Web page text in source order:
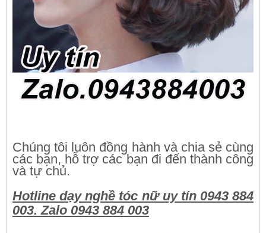
Chúng tôi luôn đồng hành và chia sẻ cùng
các bạn, hỗ trợ các bạn đi đến thành công
và tự chủ.
Hotline dạy nghề tóc nữ uy tín 0943 884
003. Zalo 0943 884 003